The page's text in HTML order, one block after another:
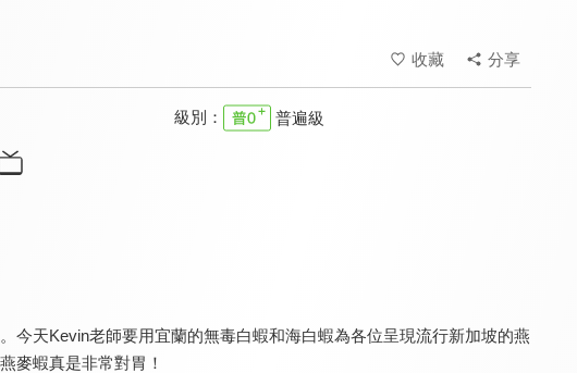
收藏 分享
級別： 普遍級
今天Kevin老師要用宜蘭的無毒白蝦和海白蝦為各位呈現流行新加坡的燕
麥蝦真是非常對胃！